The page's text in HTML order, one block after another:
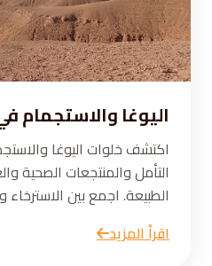
اليوغا والاستجمام
اكتشف خلوات اليوغا
التأمل والمنتجعات الصحية
الطبيعة. اجمع بين الاسترخاء
اقرأ المزيد